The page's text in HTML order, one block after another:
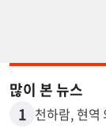
많이 본 뉴스
1